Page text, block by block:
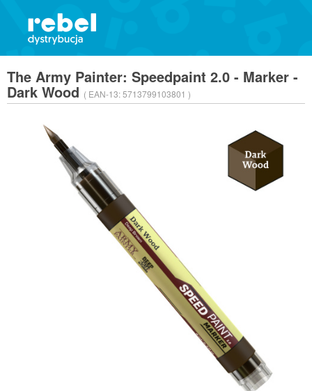
The Army Painter: Speedpaint 2.0 - Marker -
Dark Wood ( EAN-13:5713799103801 )